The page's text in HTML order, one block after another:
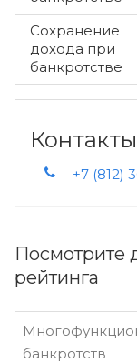
Посмотрите
рейтинга
банкротств
Сохранение
дохода при
банкротстве
Контакты